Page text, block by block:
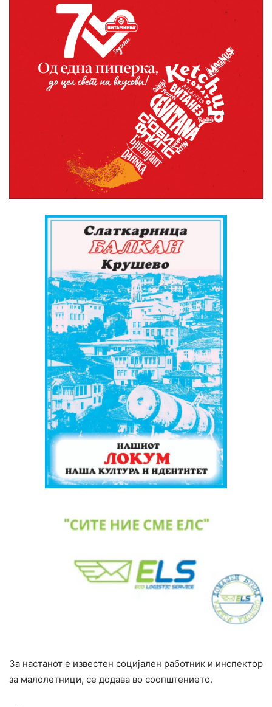
За настанот е известен социјален работник и инспектор
за малолетници, се додава во соопштението.